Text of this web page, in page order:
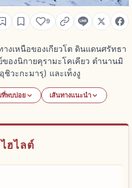
9
งเหนือของเกียวโต ดินแดนศรัทธา
องนิกายคุรามะโคเคียว ตำนานมิ
วะกะมารุ) และเท็งงู
ที่พบบ่อย เส้นทางแนะนำ
ไฮไลต์